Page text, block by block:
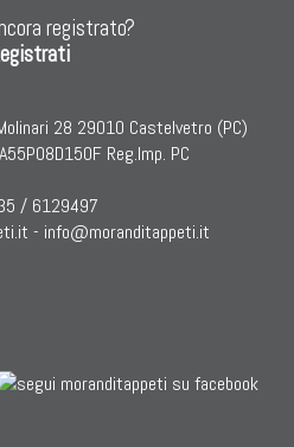
registrato?
28 29010 Castelvetro (PC)
Reg.Imp. PC
/ 6129497
- info@moranditappeti.it